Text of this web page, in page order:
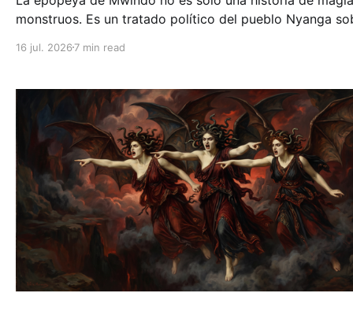
monstruos. Es un tratado político del pueblo Nyanga
sus enemigos, sino en la capacidad de perdonarlos.
16 jul. 2026 7 min read